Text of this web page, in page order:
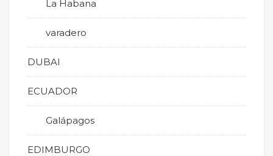
La Habana
varadero
DUBAI
ECUADOR
Galápagos
EDIMBURGO